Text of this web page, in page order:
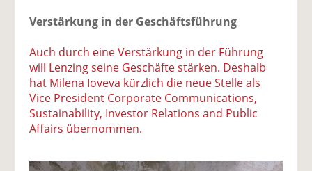
Verstärkung in der Geschäftsführung
Auch durch eine Verstärkung in der Führung
will Lenzing seine Geschäfte stärken. Deshalb
hat Milena Ioveva kürzlich die neue Stelle als
Vice President Corporate Communications,
Sustainability, Investor Relations and Public
Affairs übernommen.